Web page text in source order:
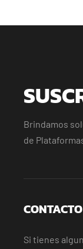
Brindamos
de
Si tienes